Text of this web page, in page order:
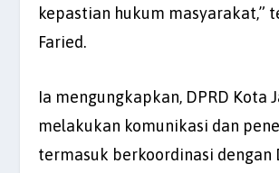
kepastian hukum masyarakat,”
Faried.
Ia mengungkapkan, DPRD Kota
melakukan komunikasi dan
termasuk berkoordinasi